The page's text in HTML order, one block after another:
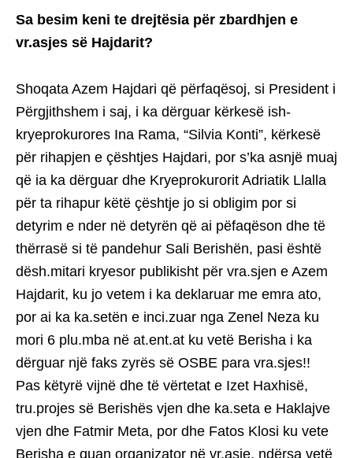
Sa besim keni te drejtësia për zbardhjen e
vr.asjes së Hajdarit?
Shoqata Azem Hajdari që përfaqësoj, si President i
Përgjithshem i saj, i ka dërguar kërkesë ish-
kryeprokurores Ina Rama, “Silvia Konti”, kërkesë
për rihapjen e çështjes Hajdari, por s’ka asnjë muaj
që ia ka dërguar dhe Kryeprokurorit Adriatik Llalla
për ta rihapur këtë çështje jo si obligim por si
detyrim e nder në detyrën që ai pëfaqëson dhe të
thërrasë si të pandehur Sali Berishën, pasi është
dësh.mitari kryesor publikisht për vra.sjen e Azem
Hajdarit, ku jo vetem i ka deklaruar me emra ato,
por ai ka ka.setën e inci.zuar nga Zenel Neza ku
mori 6 plu.mba në at.ent.at ku vetë Berisha i ka
dërguar një faks zyrës së OSBE para vra.sjes!!
Pas këtyrë vijnë dhe të vërtetat e Izet Haxhisë,
tru.projes së Berishës vjen dhe ka.seta e Haklajve
vjen dhe Fatmir Meta, por dhe Fatos Klosi ku vete
Berisha e quan organizator në vr.asje, ndërsa vetë